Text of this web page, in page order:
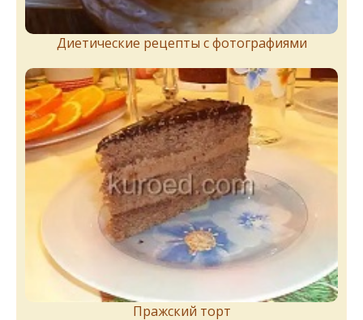
Диетические рецепты с фотографиями
Пражский торт